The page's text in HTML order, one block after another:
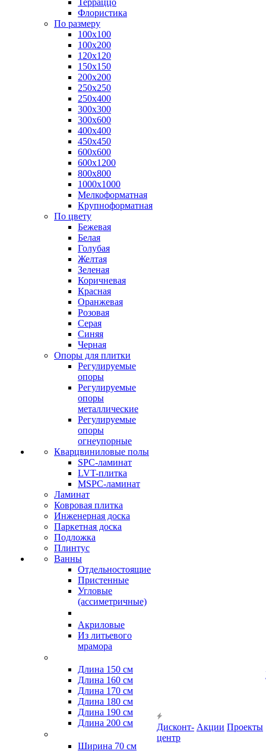
Терраццо
Флористика
По размеру
100х100
100х200
120х120
150х150
200х200
250х250
250х400
300х300
300х600
400х400
450х450
600х600
600х1200
800х800
1000х1000
Мелкоформатная
Крупноформатная
По цвету
Бежевая
Белая
Голубая
Желтая
Зеленая
Коричневая
Красная
Оранжевая
Розовая
Серая
Синяя
Черная
Опоры для плитки
Регулируемые
опоры
Регулируемые
опоры
металлические
Регулируемые
опоры
огнеупорные
Кварцвиниловые полы
SPC-ламинат
LVT-плитка
MSPC-ламинат
Ламинат
Ковровая плитка
Инженерная доска
Паркетная доска
Подложка
Плинтус
Ванны
Отдельностоящие
Пристенные
Угловые
(ассиметричные)
Акриловые
Из литьевого
мрамора
Длина 150 см
Длина 160 см
Длина 170 см
Длина 180 см
Длина 190 см
Длина 200 см
Ширина 70 см
Дисконт-
центр
Акции Проекты